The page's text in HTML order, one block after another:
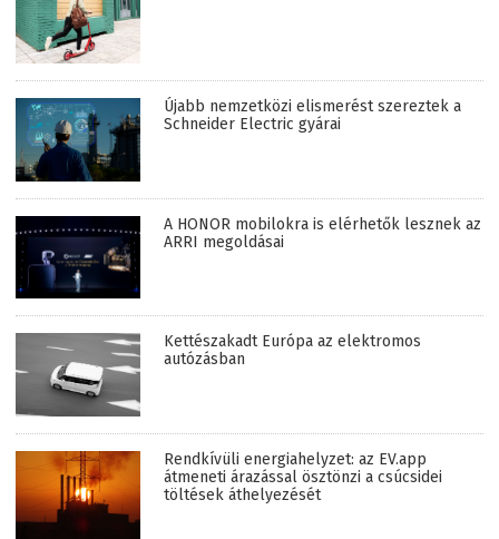
Újabb nemzetközi elismerést szereztek a
Schneider Electric gyárai
A HONOR mobilokra is elérhetők lesznek az
ARRI megoldásai
Kettészakadt Európa az elektromos
autózásban
Rendkívüli energiahelyzet: az EV.app
átmeneti árazással ösztönzi a csúcsidei
töltések áthelyezését